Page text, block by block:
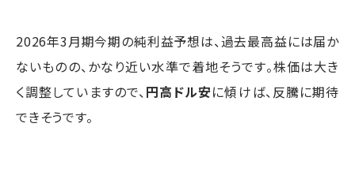
2026年3月期今期の純利益予想は、過去最高益には届か
ないものの、かなり近い水準で着地そうです。株価は大き
く調整していますので、円高ドル安に傾けば、反騰に期待
できそうです。